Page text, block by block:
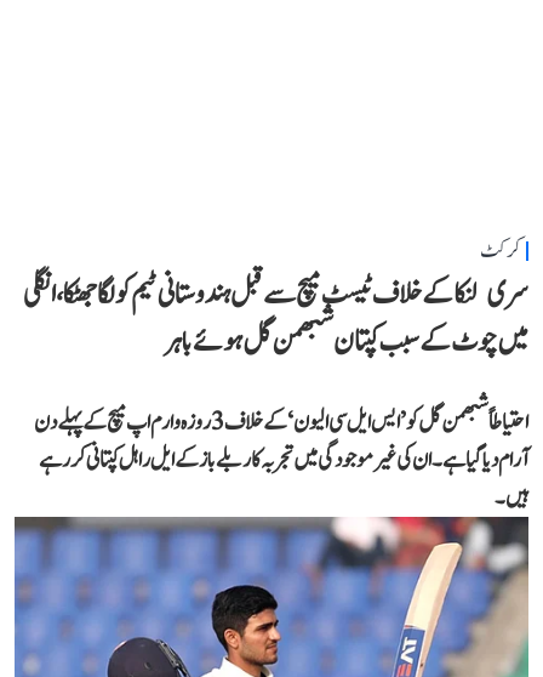
کرکٹ
سری لنکا کے خلاف ٹیسٹ میچ سے قبل ہندوستانی ٹیم کو لگا جھٹکا، انگلی
میں چوٹ کے سبب کپتان شبھمن گل ہوئے باہر
احتیاطاً شبھمن گل کو ’ایس ایل سی الیون‘ کے خلاف 3 روزہ وارم اپ میچ کے پہلے دن
آرام دیا گیا ہے۔ ان کی غیر موجودگی میں تجربہ کار بلے باز کے ایل راہل کپتانی کر رہے
ہیں۔